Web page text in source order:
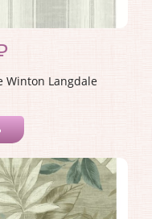
Winton Langdale